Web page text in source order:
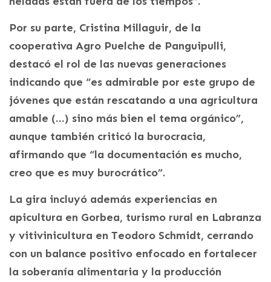
Por su parte, Cristina Millaguir, de la
cooperativa Agro Puelche de Panguipulli,
destacó el rol de las nuevas generaciones
indicando que “es admirable por este grupo de
jóvenes que están rescatando a una agricultura
amable (…) sino más bien el tema orgánico”,
aunque también criticó la burocracia,
afirmando que “la documentación es mucho,
creo que es muy burocrático”.
La gira incluyó además experiencias en
apicultura en Gorbea, turismo rural en Labranza
y vitivinicultura en Teodoro Schmidt, cerrando
con un balance positivo enfocado en fortalecer
la soberanía alimentaria y la producción